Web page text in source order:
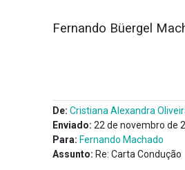
Fernando Büergel
De: Cristiana Alexandra
Enviado: 22 de novembro de
Para: Fernando Machado
Assunto: Re: Carta Condução